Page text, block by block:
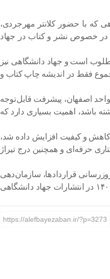
که با حضور کلانتر مهرجردی،
در خصوص نشر و کتاب در جهاد
است و جهاد دانشگاهی نیز
فقط در اندیشه چاپ کتاب و
اصفهان، پیشرفت قابل‌توجه
باشد، اهمیت بسیاری دارد که
کاهش و کیفیت افزایش داده‌ شد،
حرفه‌ای و همچنین درج تیراژ
قراردادها، سازمان‌دهی
آرشیو، برگزاری نشست‌های مرتبط با کتاب و مراسم رونمایی از تازه‌های نشر، شرکت در مسابقات ملی و بین‌المللی و کسب افتخارات، ازجمله اقداماتی است که در سال ۱۴۰۰ در انتشارات جهاد دانشگاهی
https://alefbayezaban.ir/?p=3273